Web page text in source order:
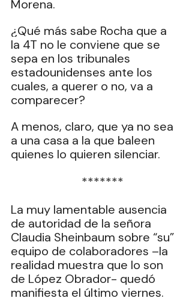
Morena.
¿Qué más sabe Rocha que a
la 4T no le conviene que se
sepa en los tribunales
estadounidenses ante los
cuales, a querer o no, va a
comparecer?
A menos, claro, que ya no sea
a una casa a la que baleen
quienes lo quieren silenciar.
*******
La muy lamentable ausencia
de autoridad de la señora
Claudia Sheinbaum sobre “su”
equipo de colaboradores –la
realidad muestra que lo son
de López Obrador- quedó
manifiesta el último viernes.